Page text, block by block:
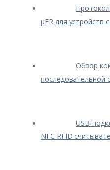
μFR для устройств
Обзор
последовательной
USB-
NFC RFID